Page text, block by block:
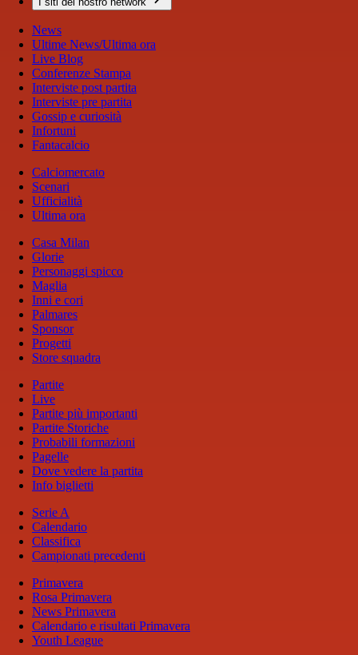
News
Ultime News/Ultima ora
Live Blog
Conferenze Stampa
Interviste post partita
Interviste pre partita
Gossip e curiosità
Infortuni
Fantacalcio
Calciomercato
Scenari
Ufficialità
Ultima ora
Casa Milan
Glorie
Personaggi spicco
Maglia
Inni e cori
Palmares
Sponsor
Progetti
Store squadra
Partite
Live
Partite più importanti
Partite Storiche
Probabili formazioni
Pagelle
Dove vedere la partita
Info biglietti
Serie A
Calendario
Classifica
Campionati precedenti
Primavera
Rosa Primavera
News Primavera
Calendario e risultati Primavera
Youth League